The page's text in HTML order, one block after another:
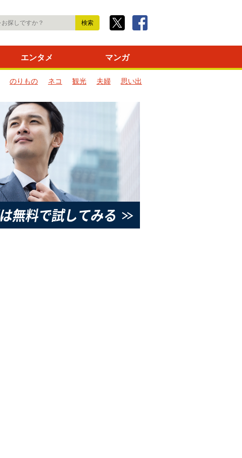
エンタメ マンガ
のりもの ネコ 観光 夫婦
思い出